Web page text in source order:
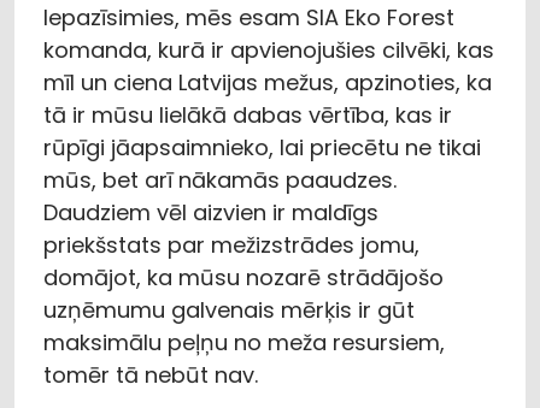
Iepazīsimies, mēs esam SIA Eko Forest
komanda, kurā ir apvienojušies cilvēki, kas
mīl un ciena Latvijas mežus, apzinoties, ka
tā ir mūsu lielākā dabas vērtība, kas ir
rūpīgi jāapsaimnieko, lai priecētu ne tikai
mūs, bet arī nākamās paaudzes.
Daudziem vēl aizvien ir maldīgs
priekšstats par mežizstrādes jomu,
domājot, ka mūsu nozarē strādājošo
uzņēmumu galvenais mērķis ir gūt
maksimālu peļņu no meža resursiem,
tomēr tā nebūt nav.